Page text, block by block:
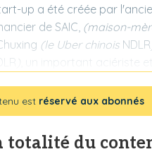
up a été créée par
de SAIC, (maison-
(le Uber chinois NDLR
est réservé aux abonnés
totalité du